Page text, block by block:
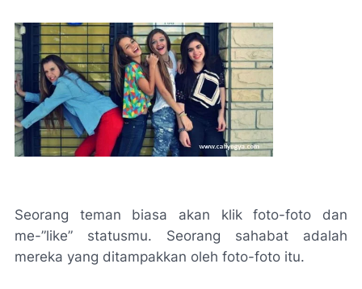
Seorang teman biasa akan klik foto-foto dan
me-”like” statusmu. Seorang sahabat adalah
mereka yang ditampakkan oleh foto-foto itu.